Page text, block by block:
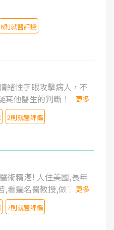
6則就醫評鑑
緒性字眼攻擊病人，不
他醫生的判斷！
更多
2則就醫評鑑
術精湛! 人住美國,長年
,看遍名醫教授,做了各種
針灸及物理徒手治療都
痛藥都效果有限,只是壓
眠嚴重影響生活品質.
更多
7則就醫評鑑